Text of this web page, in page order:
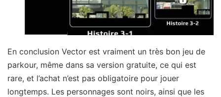
En conclusion Vector est vraiment un très bon jeu de
parkour, même dans sa version gratuite, ce qui est
rare, et l’achat n’est pas obligatoire pour jouer
longtemps. Les personnages sont noirs, ainsi que les